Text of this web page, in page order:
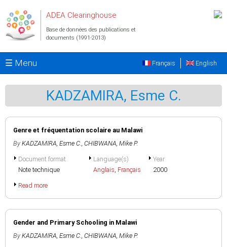
ADEA Clearinghouse
Base de données des publications et
documents (1991-2013)
☰ Menu English
Français
KADZAMIRA, Esme C.
Genre et fréquentation scolaire au Malawi
By KADZAMIRA, Esme C., CHIBWANA, Mike P.
Document format
Note technique
Language(s)
Anglais, Français
Year
2000
Read more
Gender and Primary Schooling in Malawi
By KADZAMIRA, Esme C., CHIBWANA, Mike P.